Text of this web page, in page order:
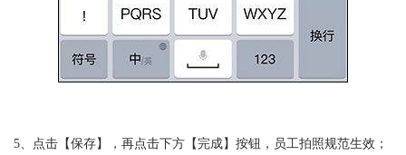
5、点击【保存】，再点击下方【完成】按钮，员工拍照规范生效；